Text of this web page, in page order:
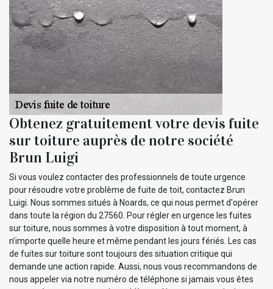
Obtenez gratuitement votre devis fuite
sur toiture auprès de notre société
Brun Luigi
Si vous voulez contacter des professionnels de toute urgence
pour résoudre votre problème de fuite de toit, contactez Brun
Luigi. Nous sommes situés à Noards, ce qui nous permet d'opérer
dans toute la région du 27560. Pour régler en urgence les fuites
sur toiture, nous sommes à votre disposition à tout moment, à
n’importe quelle heure et même pendant les jours fériés. Les cas
de fuites sur toiture sont toujours des situation critique qui
demande une action rapide. Aussi, nous vous recommandons de
nous appeler via notre numéro de téléphone si jamais vous êtes